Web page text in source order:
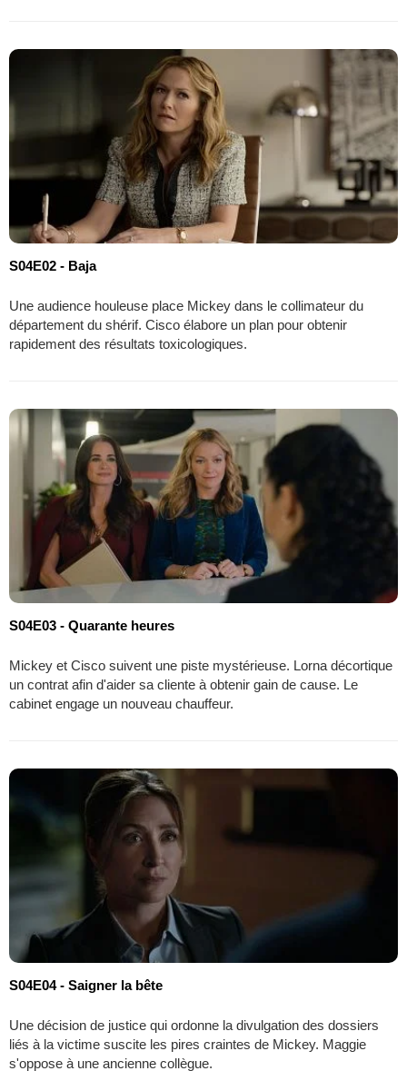
S04E02 - Baja
Une audience houleuse place Mickey dans le collimateur du
département du shérif. Cisco élabore un plan pour obtenir
rapidement des résultats toxicologiques.
S04E03 - Quarante heures
Mickey et Cisco suivent une piste mystérieuse. Lorna décortique
un contrat afin d'aider sa cliente à obtenir gain de cause. Le
cabinet engage un nouveau chauffeur.
S04E04 - Saigner la bête
Une décision de justice qui ordonne la divulgation des dossiers
liés à la victime suscite les pires craintes de Mickey. Maggie
s'oppose à une ancienne collègue.